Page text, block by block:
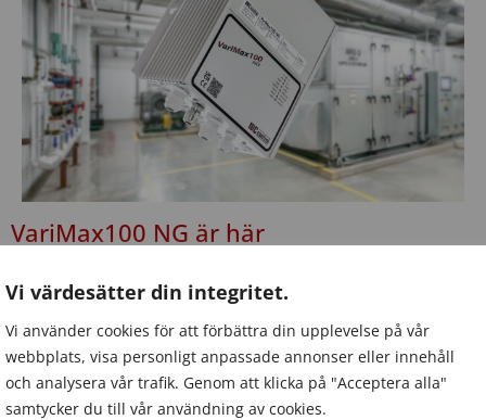
Vi värdesätter din integritet.
Vi använder cookies för att förbättra din upplevelse på vår
webbplats, visa personligt anpassade annonser eller innehåll
och analysera vår trafik. Genom att klicka på "Acceptera alla"
samtycker du till vår användning av cookies.
VariMax100 NG är här
Vårt nyutvecklade drivsystem för roterande
värmeväxlare kombinerar hög driftsäkerhet med enklare
integration och förbättrad energieffektivitet. VariMax100
NG kompletterar VariMax NG-familjen och är utvecklad
för rotorer upp till 4 meter.